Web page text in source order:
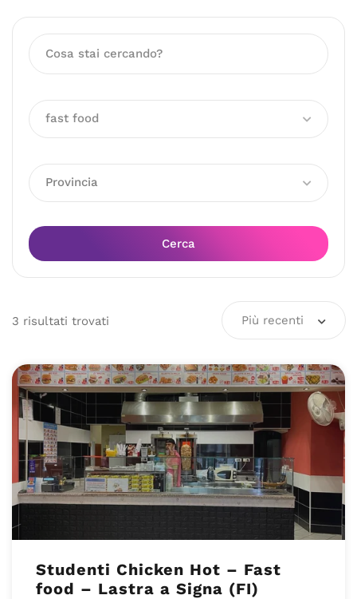
fast food
Provincia
Cerca
3 risultati trovati Più recenti
Studenti Chicken Hot – Fast
food – Lastra a Signa (FI)